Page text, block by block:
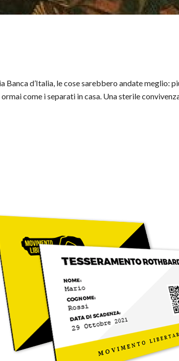
Banca d’Italia, le cose sarebbero andate meglio:
come i separati in casa. Una sterile